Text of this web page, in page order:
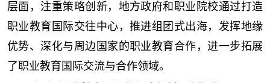
层面，注重策略创新，地方政府和职业院校通过打造
职业教育国际交往中心，推进组团式出海，发挥地缘
优势、深化与周边国家的职业教育合作，进一步拓展
了职业教育国际交流与合作领域。